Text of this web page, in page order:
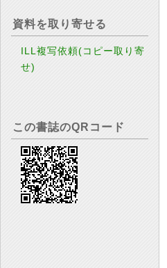
資料を取り寄せる
ILL複写依頼(コピー取り寄
せ)
この書誌のQRコード